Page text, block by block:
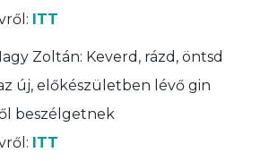
ITT
Zoltán: Keverd, rázd, öntsd
új, előkészületben lévő gin
beszélgetnek
ITT